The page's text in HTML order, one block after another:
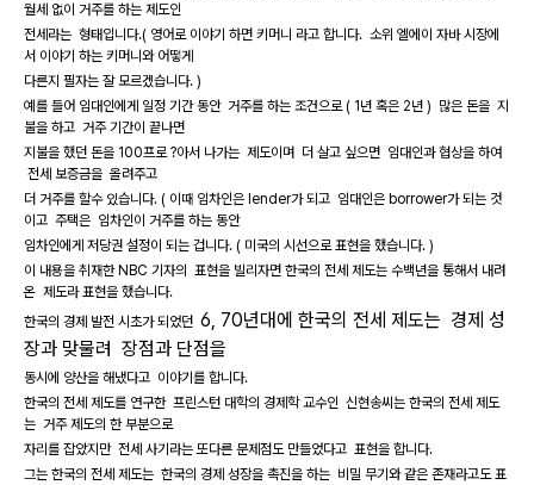
월세 없이 거주를 하는 제도인
전세라는 형태입니다.( 영어로 이야기 하면 키머니 라고 합니다. 소위 엘에이 자바 시장에
서 이야기 하는 키머니와 어떻게
다른지 필자는 잘 모르겠습니다. )
예를 들어 임대인에게 일정 기간 동안 거주를 하는 조건으로 ( 1년 혹은 2년 ) 많은 돈을 지
불을 하고 거주 기간이 끝나면
지불을 했던 돈을 100프로 ?아서 나가는 제도이며 더 살고 싶으면 임대인과 협상을 하여
전세 보증금을 올려주고
더 거주를 할수 있습니다. ( 이때 임차인은 lender가 되고 임대인은 borrower가 되는 것
이고 주택은 임차인이 거주를 하는 동안
임차인에게 저당권 설정이 되는 겁니다. ( 미국의 시선으로 표현을 했습니다. )
이 내용을 취재한 NBC 기자의 표현을 빌리자면 한국의 전세 제도는 수백년을 통해서 내려
온 제도라 표현을 했습니다.
한국의 경제 발전 시초가 되었던 6, 70년대에 한국의 전세 제도는 경제 성
장과 맞물려 장점과 단점을
동시에 양산을 해냈다고 이야기를 합니다.
한국의 전세 제도를 연구한 프린스턴 대학의 경제학 교수인 신현송씨는 한국의 전세 제도
는 거주 제도의 한 부분으로
자리를 잡았지만 전세 사기라는 또다른 문제점도 만들었다고 표현을 합니다.
그는 한국의 전세 제도는 한국의 경제 성장을 촉진을 하는 비밀 무기와 같은 존재라고도 표